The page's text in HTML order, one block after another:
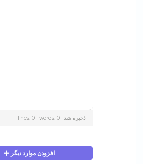
lines: 0 words: 0 ذخیره شد
افزودن موارد دیگر